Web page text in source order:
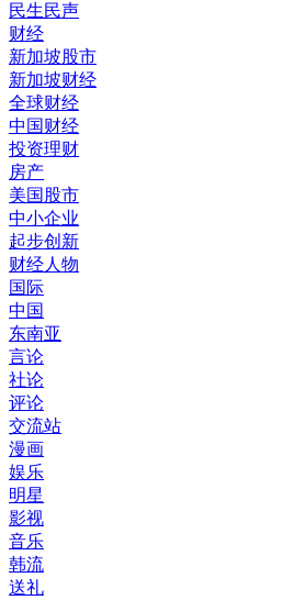
民生民声
财经
新加坡股市
新加坡财经
全球财经
中国财经
投资理财
房产
美国股市
中小企业
起步创新
财经人物
国际
中国
东南亚
言论
社论
评论
交流站
漫画
娱乐
明星
影视
音乐
韩流
送礼